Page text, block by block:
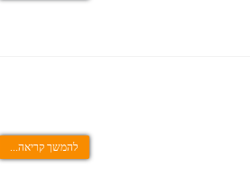
להמשך קריאה...